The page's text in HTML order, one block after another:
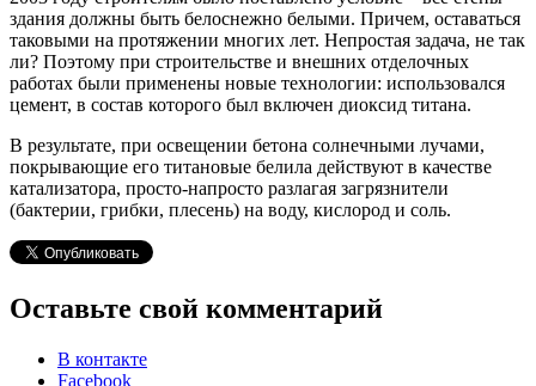
здания должны быть белоснежно белыми. Причем, оставаться
таковыми на протяжении многих лет. Непростая задача, не так
ли? Поэтому при строительстве и внешних отделочных
работах были применены новые технологии: использовался
цемент, в состав которого был включен диоксид титана.
В результате, при освещении бетона солнечными лучами,
покрывающие его титановые белила действуют в качестве
катализатора, просто-напросто разлагая загрязнители
(бактерии, грибки, плесень) на воду, кислород и соль.
Оставьте свой комментарий
В контакте
Facebook